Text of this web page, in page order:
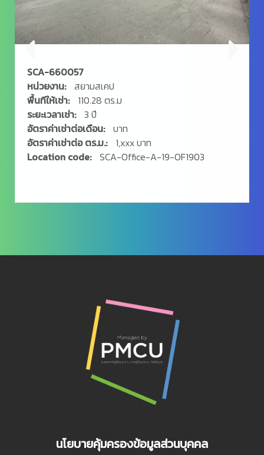
SCA-660058
หน่วยงาน: สยามสเคป
พื้นทีให้เช่า:
273.56 ตร.ม
ระยะเวลาเช่า: 3 ปี
อัตราค่าเช่าต่อเดือน: บาท
อัตราค่าเช่าต่อ ตร.ม.:
1,xxx บาท
Location code: SCA-Office-A-19-OF1904
นโยบายคุ้มครองข้อมูลส่วนบุคคล